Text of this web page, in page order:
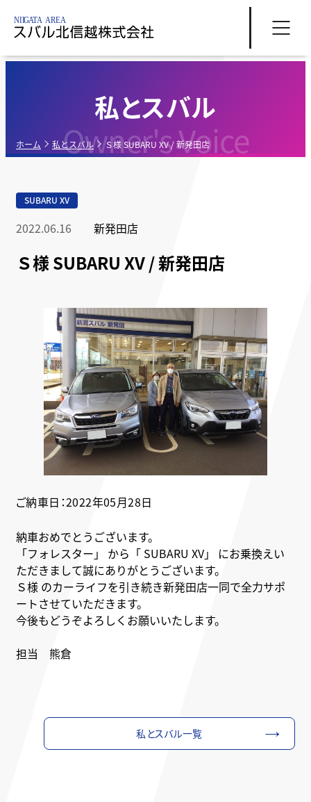
Owner's Voice
私とスバル
ホーム 私とスバル Ｓ様 SUBARU XV / 新発田店
SUBARU XV
2022.06.16 新発田店
Ｓ様 SUBARU XV / 新発田店
ご納車日：2022年05月28日
納車おめでとうございます。
「フォレスター」 から「 SUBARU XV」 にお乗換えい
ただきまして誠にありがとうございます。
Ｓ様 のカーライフを引き続き新発田店一同で全力サポ
ートさせていただきます。
今後もどうぞよろしくお願いいたします。
担当 熊倉
私とスバル一覧